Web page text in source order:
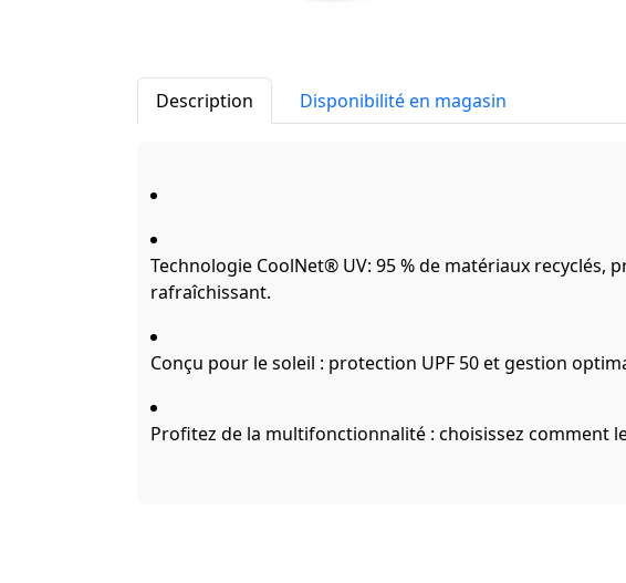
Description Disponibilité en magasin
Technologie CoolNet® UV: 95 % de matériaux recyclés,
rafraîchissant.
Conçu pour le soleil : protection UPF 50 et gestion
Profitez de la multifonctionnalité : choisissez comment